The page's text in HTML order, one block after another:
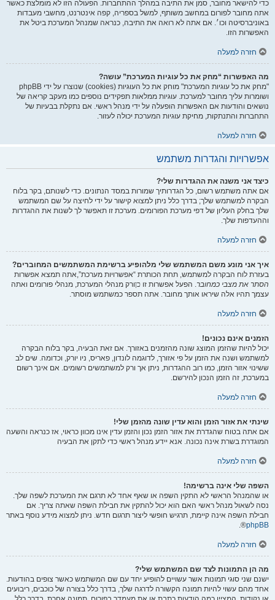
כדי להישאר מחובר, סמן את התיבה במהלך ההתחברות. הפעולה הזו לא מומלצת כאשר
אתה מחובר לפורום במחשב משותף, למשל בספריה, קפה אינטרנט, מחשבי מעבדות
באוניברסיטה וכו׳. אם אתה לא רואה את התיבה, כנראה שמנהל המערכת ביטל את
האפשרות הזו.
חזרה למעלה
מה האפשרות “מחק את כל עוגיות המערכת” עושה?
"מחק את כל עוגיות המערכת" מוחק את כל העוגיות (cookies) שנוצרו על ידי phpBB
ושומרות עליך מחובר למערכת. עוגיות ממלאות תפקידים נוספים כמו מעקב קריאה של
נושאים והודעות אם האפשרות הופעלה על ידי מנהל ראשי. אם נתקלת בבעיות של
התחברות והתנתקות, מחיקת עוגיות המערכת יכולה לעזור.
חזרה למעלה
אפשרויות והגדרות משתמש
כיצד אני משנה את ההגדרות שלי?
אם אתה משתמש רשום, כל הגדרותיך שמורות במסד הנתונים. כדי לשנותם, בקר בלוח
הבקרה למשתמש שלך; בדרך כלל ניתן למצוא קישור על ידי לחיצה על שם המשתמש
שלך בחלק העליון של דפי מערכת הפורומים. מערכת זו תאפשר לך לשנות את ההגדרות
וההעדפות שלך.
חזרה למעלה
איך אני מונע משם המשתמש שלי מלהופיע ברשימת המשתמשים המחוברים?
בעזרת לוח הבקרה למשתמש, תחת הכותרת “אפשרויות מערכת”,אתה תמצא אפשרות
הסתר את מצבי כמחובר. הפעל אפשרות זו כןורק מנהלי המערכת, מנהלי פורומים ואתה
עצמך תהיו אלה שיראו אותך מחובר. אתה תספר כמשתמש מוסתר.
חזרה למעלה
הזמנים אינם נכונים!
יכול להיות שהזמן המוצג שונה מהזמנים באזורך. אם זאת הבעיה, בקר בלוח הבקרה
למשתמש ושנה את הזמן על פי אזורך, לדוגמה לונדון, פאריס, ניו יורק, וכדומה. שים לב
ששינוי אזור הזמן, כמו רוב ההגדרות, ניתן אך ורק למשתמשים רשומים. אם אינך רשום
במערכת, זה הזמן הנכון להירשם.
חזרה למעלה
שינתי את אזור הזמן והוא עדין שונה מהזמן שלי!
אם אתה בטוח שהגדרת את אזור הזמן נכון והזמן עדין אינו מכוון כראוי, אז כנראה והשעה
המוגדרת בשרת אינה נכונה. אנא יידע מנהל ראשי כדי לתקן את הבעיה
חזרה למעלה
השפה שלי אינה ברשימה!
או שהמנהל הראשי לא התקין השפה או שאף אחד לא תרגם את המערכת לשפה שלך.
נסה לשאול מנהל ראשי האם הוא יכול להתקין את חבילת השפה שאתה צריך. אם
חבילת השפה אינה קיימת, תרגיש חופשי ליצור תרגום חדש. ניתן למצוא מידע נוסף באתר
phpBB
®.
חזרה למעלה
מה הן התמונות לצד שם המשתמש שלי?
ישנם שני סוגי תמונות אשר עשויים להופיע יחד עם שם המשתמש כאשר צופים בהודעות.
אחד מהם עשוי להיות תמונה הקשורה לדרגה שלך, בדרך כלל בצורה של כוכבים, ריבועים